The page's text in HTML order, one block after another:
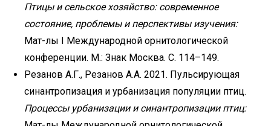
Птицы и сельское хозяйство: современное
состояние, проблемы и перспективы изучения:
Мат-лы I Международной орнитологической
конференции. М.: Знак Москва. С. 114–149.
Резанов А.Г., Резанов А.А. 2021. Пульсирующая
синантропизация и урбанизация популяции птиц.
Процессы урбанизации и синантропизации птиц: